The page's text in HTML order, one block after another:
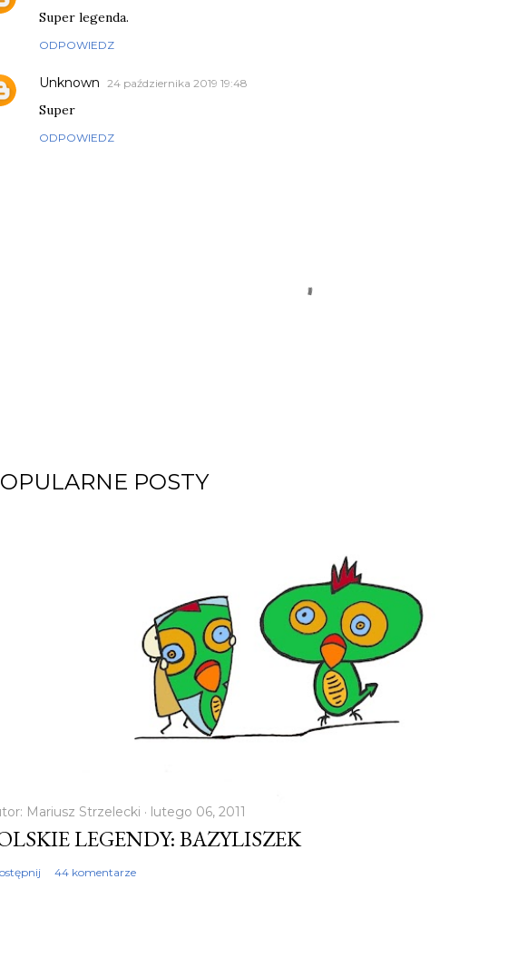
Super legenda.
ODPOWIEDZ
Unknown 24 października 2019 19:48
Super
ODPOWIEDZ
POSTY
Mariusz Strzelecki lutego 06, 2011
LEGENDY: BAZYLISZEK
44 komentarze